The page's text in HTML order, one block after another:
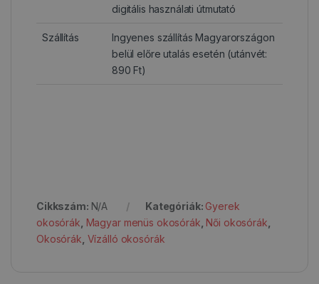
digitális használati útmutató
Szállítás
Ingyenes szállítás Magyarországon
belül előre utalás esetén (utánvét:
890 Ft)
Cikkszám: N/A Kategóriák: Gyerek
okosórák Magyar menüs okosórák Női okosórák
Okosórák Vízálló okosórák